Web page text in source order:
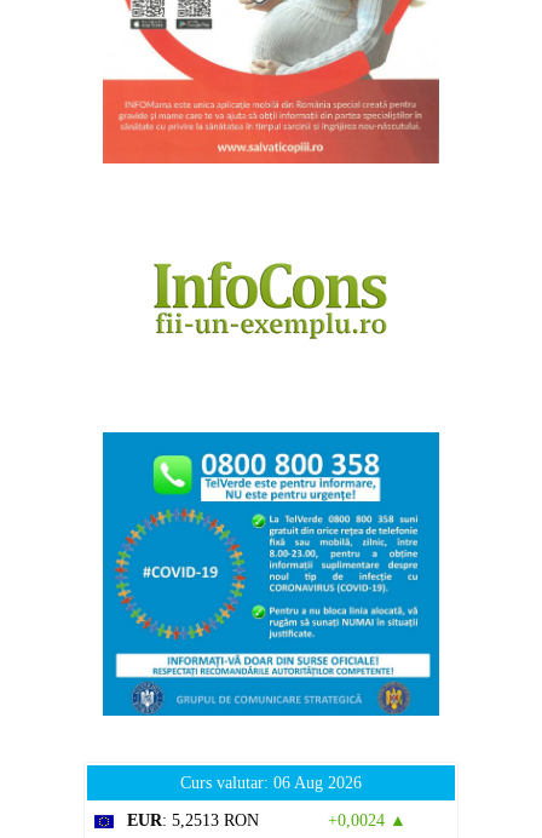
Curs valutar: 06 Aug 2026
EUR: 5,2513 RON
+0,0024 ▲